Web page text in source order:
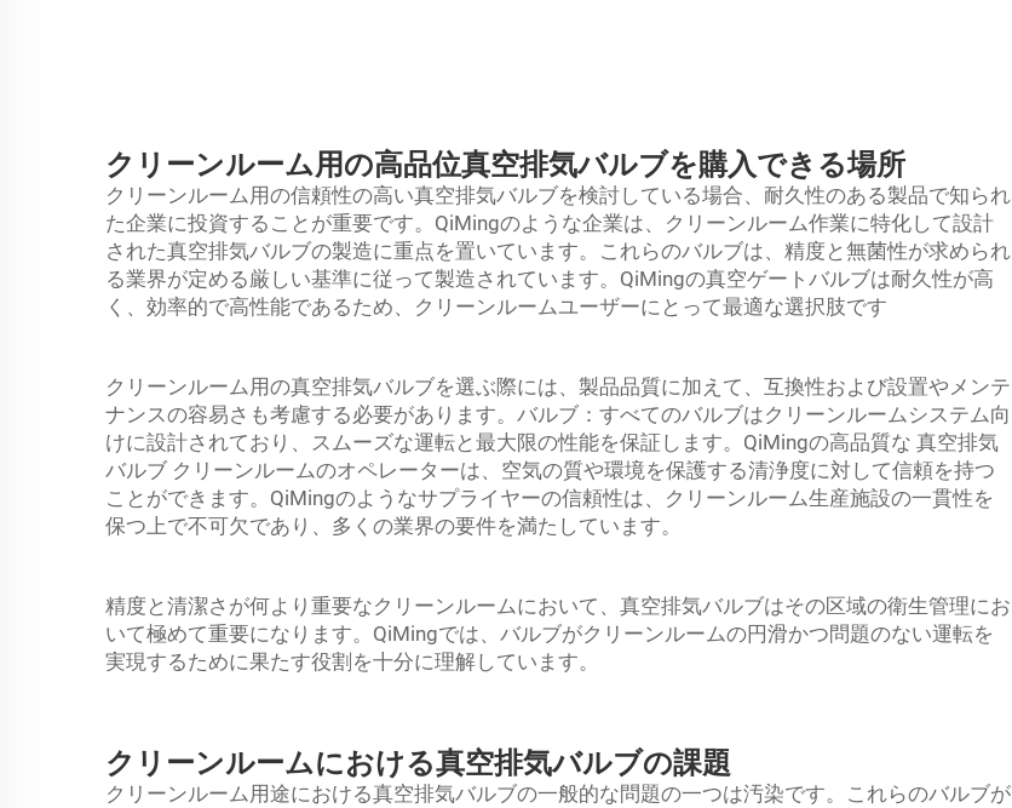
クリーンルーム用の高品位真空排気バルブを購入できる場所
クリーンルーム用の信頼性の高い真空排気バルブを検討している場合、耐久性のある製品で知られ
た企業に投資することが重要です。QiMingのような企業は、クリーンルーム作業に特化して設計
された真空排気バルブの製造に重点を置いています。これらのバルブは、精度と無菌性が求められ
る業界が定める厳しい基準に従って製造されています。QiMingの真空ゲートバルブは耐久性が高
く、効率的で高性能であるため、クリーンルームユーザーにとって最適な選択肢です
クリーンルーム用の真空排気バルブを選ぶ際には、製品品質に加えて、互換性および設置やメンテ
ナンスの容易さも考慮する必要があります。バルブ：すべてのバルブはクリーンルームシステム向
けに設計されており、スムーズな運転と最大限の性能を保証します。QiMingの高品質な 真空排気
バルブ クリーンルームのオペレーターは、空気の質や環境を保護する清浄度に対して信頼を持つ
ことができます。QiMingのようなサプライヤーの信頼性は、クリーンルーム生産施設の一貫性を
保つ上で不可欠であり、多くの業界の要件を満たしています。
精度と清潔さが何より重要なクリーンルームにおいて、真空排気バルブはその区域の衛生管理にお
いて極めて重要になります。QiMingでは、バルブがクリーンルームの円滑かつ問題のない運転を
実現するために果たす役割を十分に理解しています。
クリーンルームにおける真空排気バルブの課題
クリーンルーム用途における真空排気バルブの一般的な問題の一つは汚染です。これらのバルブが